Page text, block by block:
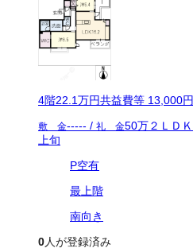
4階22.1万円共益費等 13,000円
敷 金----- / 礼 金50万２ＬＤＫ
上旬
P空有
最上階
南向き
0人が登録済み